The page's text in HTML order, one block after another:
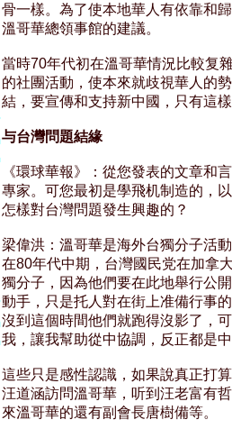
骨一樣。為了使本地華人有依靠和
溫哥華總領事館的建議。
當時70年代初在溫哥華情況比較复
的社團活動，使本來就歧視華人的
結，要宣傳和支持新中國，只有這
与台灣問題結緣
《環球華報》：從您發表的文章和
專家。可您最初是學飛机制造的，
怎樣對台灣問題發生興趣的？
梁偉洪：溫哥華是海外台獨分子活
在80年代中期，台灣國民党在加拿
獨分子，因為他們要在此地舉行公
動手，只是托人對在街上准備行事
沒到這個時間他們就跑得沒影了，
我，讓我幫助從中協調，反正都是
這些只是感性認識，如果說真正打
汪道涵訪問溫哥華，听到汪老富有
來溫哥華的還有副會長唐樹備等。